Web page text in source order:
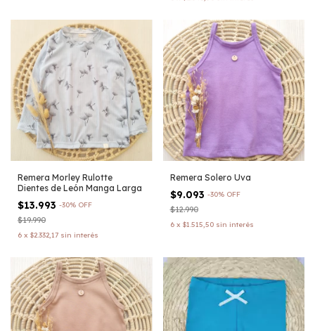
Remera Morley Rulotte
Dientes de León Manga Larga
$13.993 -30% OFF
$19.990
6 x $2.332,17 sin interés
Remera Solero Uva
$9.093 -30% OFF
$12.990
6 x $1.515,50 sin interés